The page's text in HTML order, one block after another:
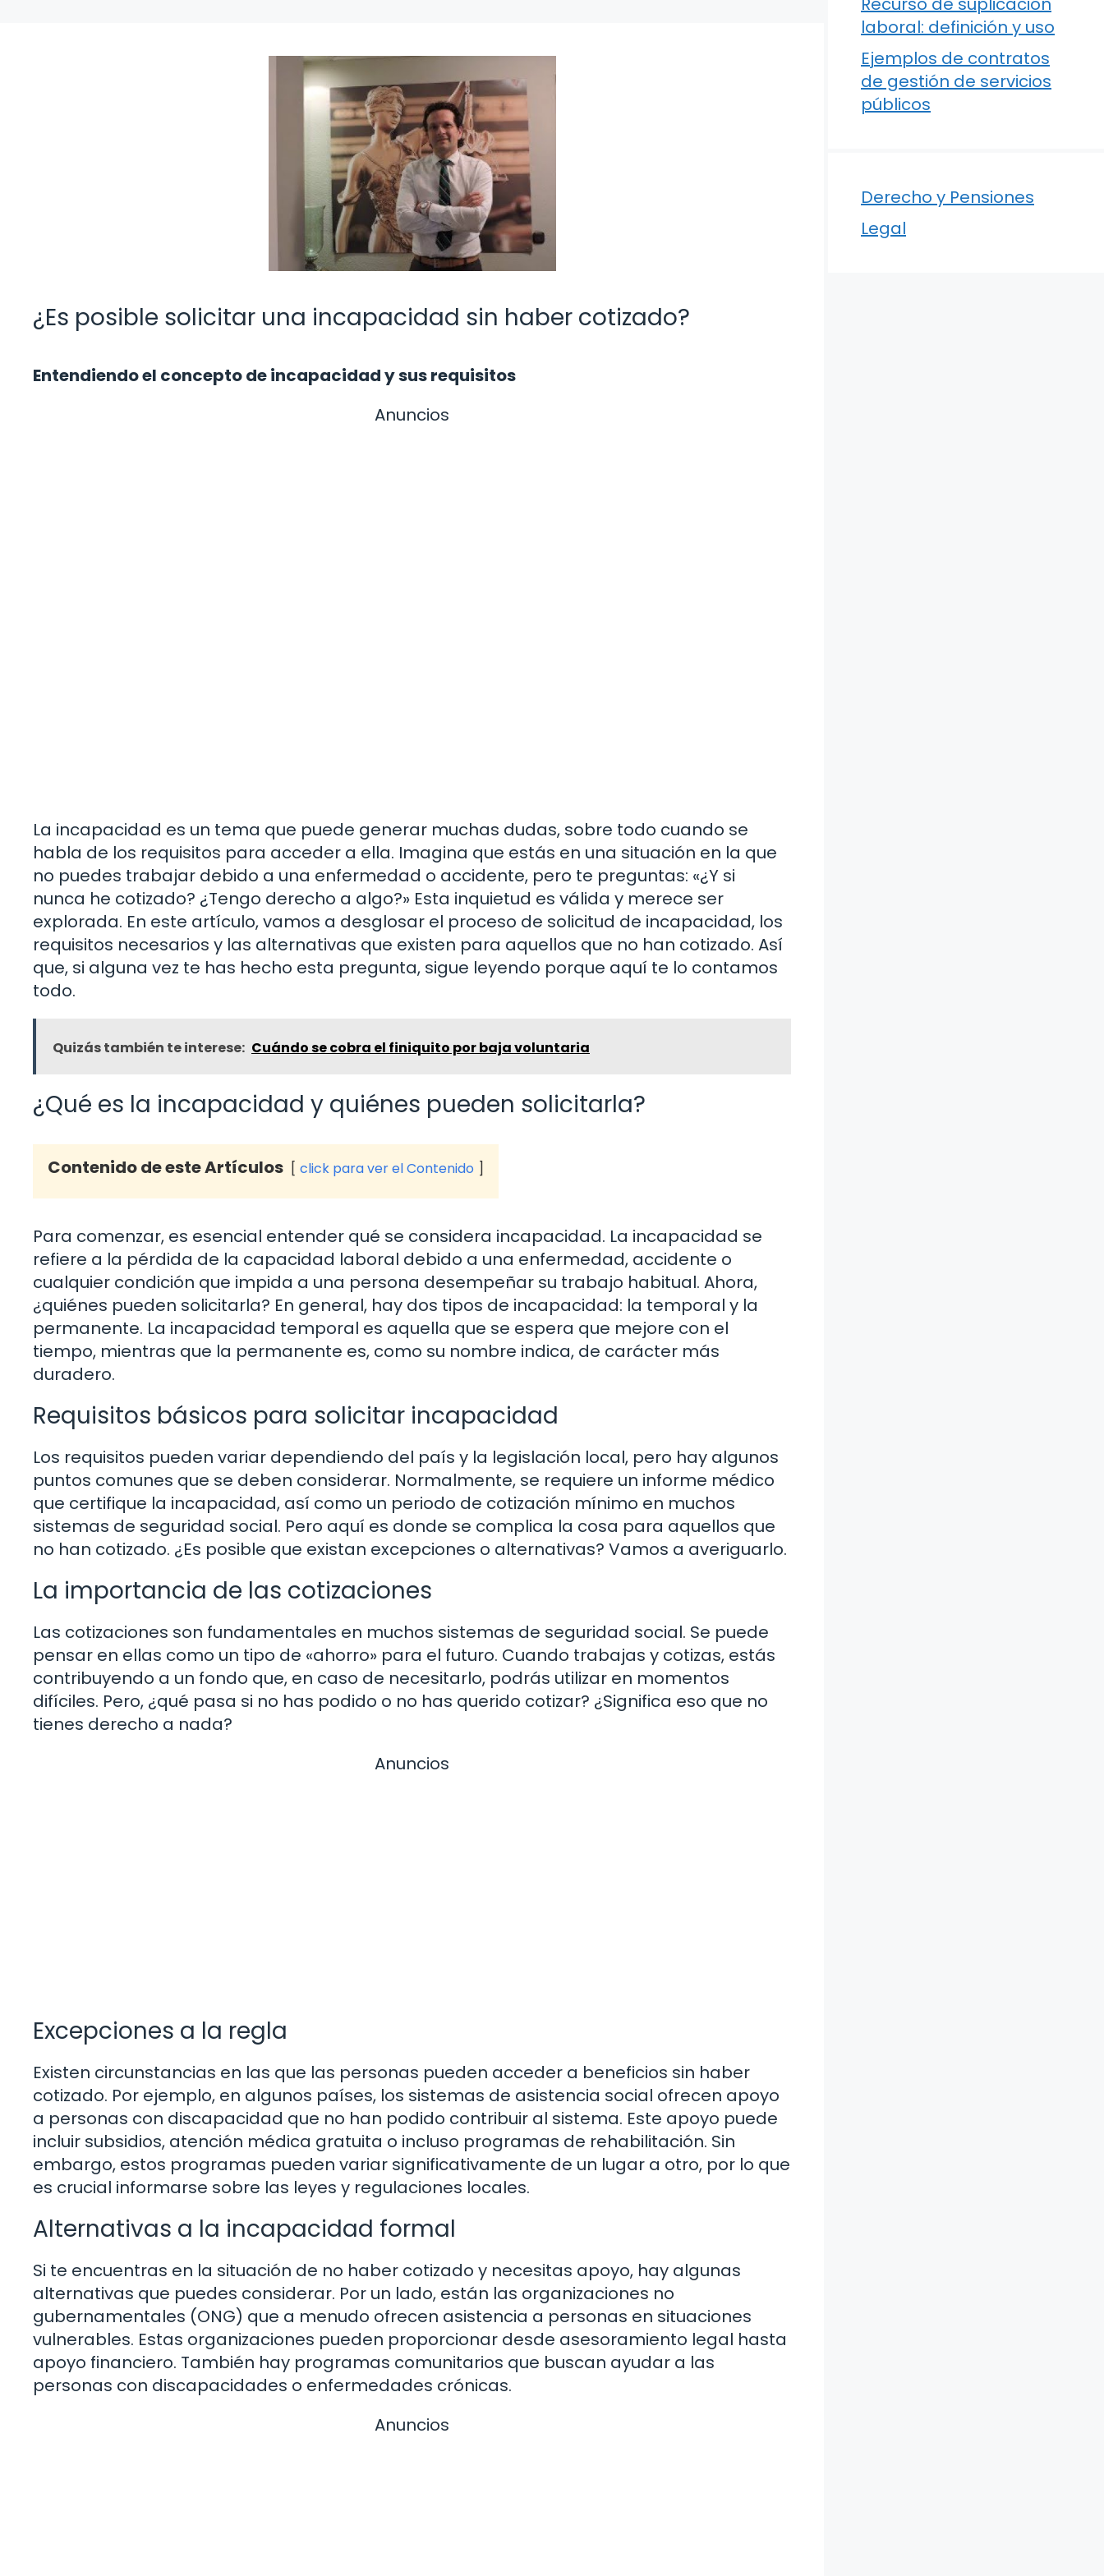
¿Es posible solicitar una incapacidad sin haber cotizado?
Entendiendo el concepto de incapacidad y sus requisitos
Anuncios
La incapacidad es un tema que puede generar muchas dudas, sobre todo cuando se
habla de los requisitos para acceder a ella. Imagina que estás en una situación en la que
no puedes trabajar debido a una enfermedad o accidente, pero te preguntas: «¿Y si
nunca he cotizado? ¿Tengo derecho a algo?» Esta inquietud es válida y merece ser
explorada. En este artículo, vamos a desglosar el proceso de solicitud de incapacidad, los
requisitos necesarios y las alternativas que existen para aquellos que no han cotizado. Así
que, si alguna vez te has hecho esta pregunta, sigue leyendo porque aquí te lo contamos
todo.
Quizás también te interese: Cuándo se cobra el finiquito por baja voluntaria
¿Qué es la incapacidad y quiénes pueden solicitarla?
Contenido de este Artículos click para ver el Contenido
Para comenzar, es esencial entender qué se considera incapacidad. La incapacidad se
refiere a la pérdida de la capacidad laboral debido a una enfermedad, accidente o
cualquier condición que impida a una persona desempeñar su trabajo habitual. Ahora,
¿quiénes pueden solicitarla? En general, hay dos tipos de incapacidad: la temporal y la
permanente. La incapacidad temporal es aquella que se espera que mejore con el
tiempo, mientras que la permanente es, como su nombre indica, de carácter más
duradero.
Requisitos básicos para solicitar incapacidad
Los requisitos pueden variar dependiendo del país y la legislación local, pero hay algunos
puntos comunes que se deben considerar. Normalmente, se requiere un informe médico
que certifique la incapacidad, así como un periodo de cotización mínimo en muchos
sistemas de seguridad social. Pero aquí es donde se complica la cosa para aquellos que
no han cotizado. ¿Es posible que existan excepciones o alternativas? Vamos a averiguarlo.
La importancia de las cotizaciones
Las cotizaciones son fundamentales en muchos sistemas de seguridad social. Se puede
pensar en ellas como un tipo de «ahorro» para el futuro. Cuando trabajas y cotizas, estás
contribuyendo a un fondo que, en caso de necesitarlo, podrás utilizar en momentos
difíciles. Pero, ¿qué pasa si no has podido o no has querido cotizar? ¿Significa eso que no
tienes derecho a nada?
Anuncios
Excepciones a la regla
Existen circunstancias en las que las personas pueden acceder a beneficios sin haber
cotizado. Por ejemplo, en algunos países, los sistemas de asistencia social ofrecen apoyo
a personas con discapacidad que no han podido contribuir al sistema. Este apoyo puede
incluir subsidios, atención médica gratuita o incluso programas de rehabilitación. Sin
embargo, estos programas pueden variar significativamente de un lugar a otro, por lo que
es crucial informarse sobre las leyes y regulaciones locales.
Alternativas a la incapacidad formal
Si te encuentras en la situación de no haber cotizado y necesitas apoyo, hay algunas
alternativas que puedes considerar. Por un lado, están las organizaciones no
gubernamentales (ONG) que a menudo ofrecen asistencia a personas en situaciones
vulnerables. Estas organizaciones pueden proporcionar desde asesoramiento legal hasta
apoyo financiero. También hay programas comunitarios que buscan ayudar a las
personas con discapacidades o enfermedades crónicas.
Anuncios
laboral: definición y uso
Ejemplos de contratos
de gestión de servicios
públicos
Derecho y Pensiones
Legal